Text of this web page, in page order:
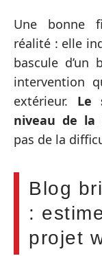
Une bonne
réalité : elle
bascule d’un
intervention
extérieur. Le
niveau de la
pas de la
Blog
:
projet